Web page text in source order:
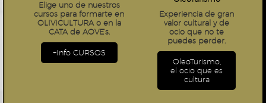
España como en otras partes del Mediterráneo. Un mar
que es fuente y cuna de uno de los productos más
exquisitos y beneficiosos del panorama gastronómico
mundial: elAceite de Oliva Virgen Extra.
Elige uno de nuestros
cursos para formarte en
OLIVICULTURAo en la
CATA de AOVE’s.
+Info CURSOS
Experiencia de gran
valor cultural y de
ocio que no te
puedes perder.
OleoTurismo,
el ocio que es
cultura